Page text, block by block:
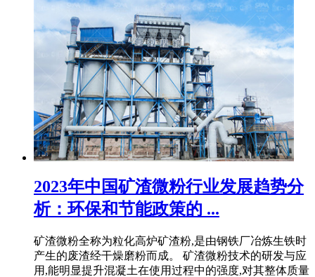
2023年中国矿渣微粉行业发展趋势分
析：环保和节能政策的 ...
矿渣微粉全称为粒化高炉矿渣粉,是由钢铁厂冶炼生铁时
产生的废渣经干燥磨粉而成。 矿渣微粉技术的研发与应
用,能明显提升混凝土在使用过程中的强度,对其整体质量